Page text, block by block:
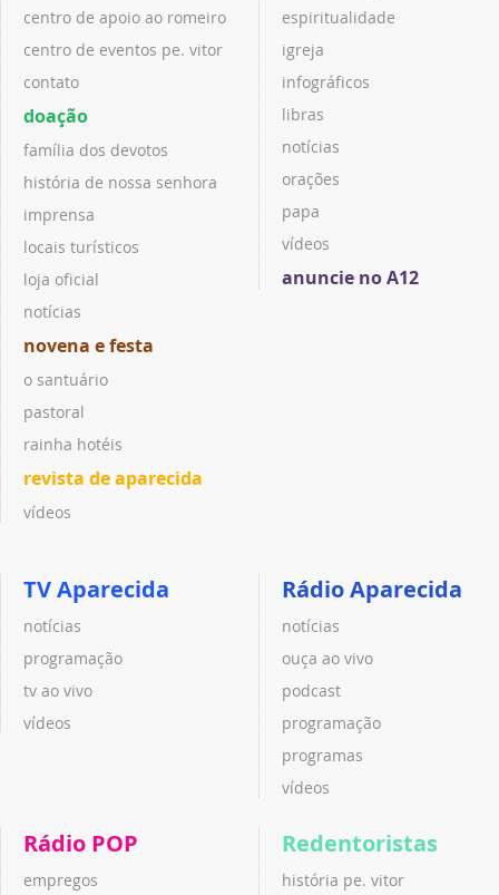
centro de apoio ao romeiro
centro de eventos pe. vitor
contato
doação
família dos devotos
história de nossa senhora
imprensa
locais turísticos
loja oficial
notícias
novena e festa
o santuário
pastoral
rainha hotéis
revista de aparecida
vídeos
espiritualidade
igreja
infográficos
libras
notícias
orações
papa
vídeos
anuncie no A12
TV Aparecida
notícias
programação
tv ao vivo
vídeos
Rádio Aparecida
notícias
ouça ao vivo
podcast
programação
programas
vídeos
Rádio POP
empregos
Redentoristas
história pe. vitor